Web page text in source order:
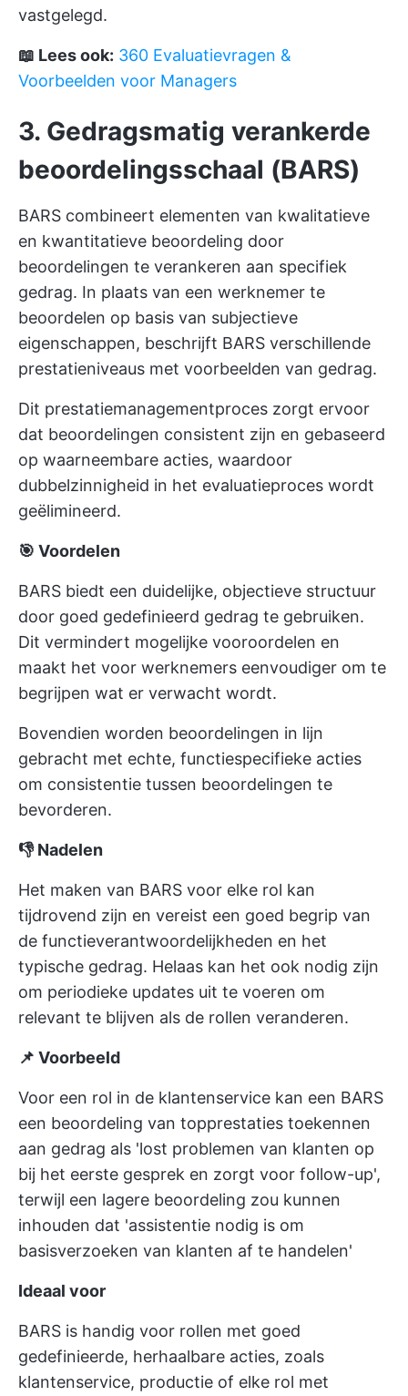
vastgelegd.
📖 Lees ook: 360 Evaluatievragen &
Voorbeelden voor Managers
3. Gedragsmatig verankerde
beoordelingsschaal (BARS)
BARS combineert elementen van kwalitatieve
en kwantitatieve beoordeling door
beoordelingen te verankeren aan specifiek
gedrag. In plaats van een werknemer te
beoordelen op basis van subjectieve
eigenschappen, beschrijft BARS verschillende
prestatieniveaus met voorbeelden van gedrag.
Dit prestatiemanagementproces zorgt ervoor
dat beoordelingen consistent zijn en gebaseerd
op waarneembare acties, waardoor
dubbelzinnigheid in het evaluatieproces wordt
geëlimineerd.
🎯 Voordelen
BARS biedt een duidelijke, objectieve structuur
door goed gedefinieerd gedrag te gebruiken.
Dit vermindert mogelijke vooroordelen en
maakt het voor werknemers eenvoudiger om te
begrijpen wat er verwacht wordt.
Bovendien worden beoordelingen in lijn
gebracht met echte, functiespecifieke acties
om consistentie tussen beoordelingen te
bevorderen.
👎 Nadelen
Het maken van BARS voor elke rol kan
tijdrovend zijn en vereist een goed begrip van
de functieverantwoordelijkheden en het
typische gedrag. Helaas kan het ook nodig zijn
om periodieke updates uit te voeren om
relevant te blijven als de rollen veranderen.
📌 Voorbeeld
Voor een rol in de klantenservice kan een BARS
een beoordeling van topprestaties toekennen
aan gedrag als 'lost problemen van klanten op
bij het eerste gesprek en zorgt voor follow-up',
terwijl een lagere beoordeling zou kunnen
inhouden dat 'assistentie nodig is om
basisverzoeken van klanten af te handelen'
Ideaal voor
BARS is handig voor rollen met goed
gedefinieerde, herhaalbare acties, zoals
klantenservice, productie of elke rol met